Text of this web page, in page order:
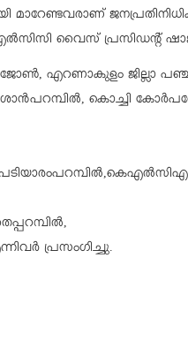
വൈസ് പ്രസിഡൻ്റ് ഷാജി
എറണാകുളം ജില്ലാ
കൊച്ചി
പ്രസംഗിച്ചു.